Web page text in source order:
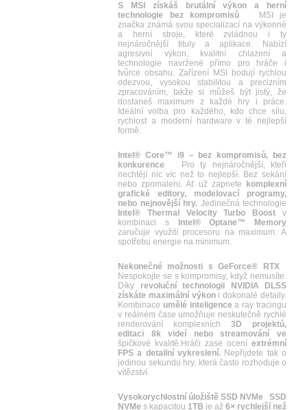
S MSI získáš brutální výkon a herní
technologie bez kompromisů MSI je
značka známá svou specializací na výkonné
a herní stroje, které zvládnou i ty
nejnáročnější tituly a aplikace. Nabízí
agresivní výkon, kvalitní chlazení a
technologie navržené přímo pro hráče i
tvůrce obsahu. Zařízení MSI bodují rychlou
odezvou, vysokou stabilitou a precizním
zpracováním, takže si můžeš být jistý, že
dostaneš maximum z každé hry i práce.
Ideální volba pro každého, kdo chce sílu,
rychlost a moderní hardware v té nejlepší
formě.
Intel® Core™ i9 – bez kompromisů, bez
konkurence Pro ty nejnáročnější, kteří
nechtějí nic víc než to nejlepší. Bez sekání
nebo zpomalení. Ať už zapnete
komplexní
grafické editory, modelovací programy,
nebo nejnovější hry. Jedinečná technologie
Intel® Thermal Velocity Turbo Boost v
kombinaci s
Intel® Optane™ Memory
zaručuje využití procesoru na maximum. A
spotřebu energie na minimum.
Nekonečné možnosti s GeForce® RTX
Nespokojte se s kompromisy, když nemusíte.
Díky
revoluční technologii NVIDIA DLSS
získáte maximální výkoni dokonalé detaily.
Kombinace umělé inteligence a ray tracingu
v reálném čase umožňuje neskutečně rychlé
renderování komplexních 3D projektů,
editaci 8k videí nebo streamování ve
špičkové kvalitě.Hráči zase ocení extrémní
FPS a detailní vykreslení. Nepřijdete tak o
jedinou sekundu hry, která často rozhoduje o
vítězství.
Vysokorychlostní úložiště SSD NVMe
SSD
NVMe s kapacitou 1TB je až 6× rychlejší než